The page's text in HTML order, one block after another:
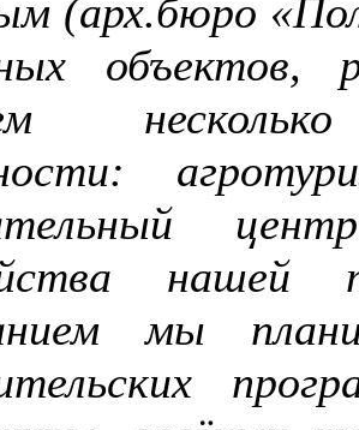
(арх.бюро
объектов,
нашей
мы